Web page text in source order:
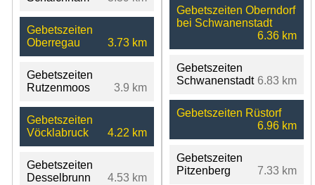
Gebetszeiten
Oberregau
3.73 km
Gebetszeiten
Rutzenmoos
3.9 km
Gebetszeiten
Vöcklabruck
4.22 km
Gebetszeiten
Desselbrunn
4.53 km
Gebetszeiten Oberndorf
bei Schwanenstadt
6.36 km
Gebetszeiten
Schwanenstadt 6.83 km
Gebetszeiten Rüstorf
6.96 km
Gebetszeiten
Pitzenberg
7.33 km